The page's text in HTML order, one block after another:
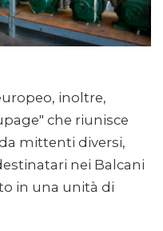
inoltre,
che riunisce
mittenti diversi,
nei Balcani
in una unità di